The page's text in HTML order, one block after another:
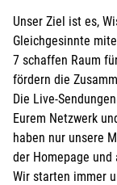
Unser Ziel ist es,
Gleichgesinnte
7 schaffen Raum
fördern die
Die Live-
Eurem Netzwerk
haben nur unsere
der Homepage und
Wir starten immer